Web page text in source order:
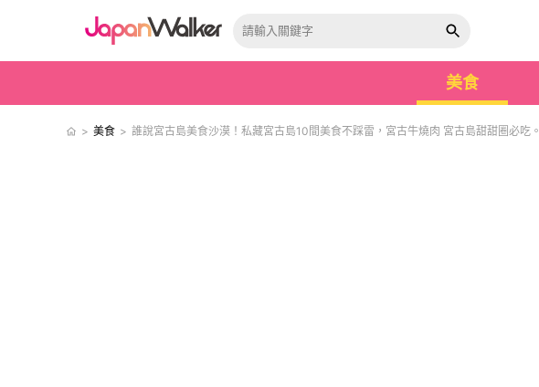
美食
> 美食 > 誰說宮古島美食沙漠！私藏宮古島10間美食不踩雷，宮古牛燒肉 宮古島甜甜圈必吃。